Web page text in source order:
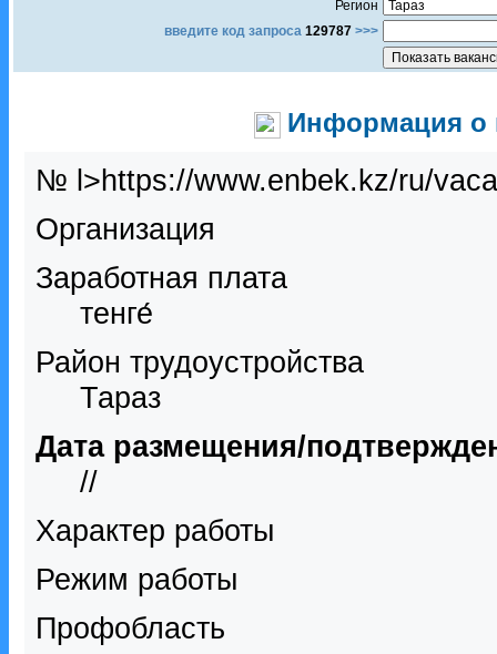
Регион
введите код запроса 129787 >>>
Информация о
№ l>https://www.enbek.kz/ru/
Организация
Заработная плата
тенге́
Район трудоустройства
Тараз
Дата размещения/
//
Характер работы
Режим работы
Профобласть